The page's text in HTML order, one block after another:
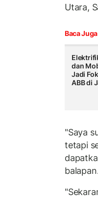
Utara,
Baca Juga
dan
Jadi
ABB di
"Saya
tetapi